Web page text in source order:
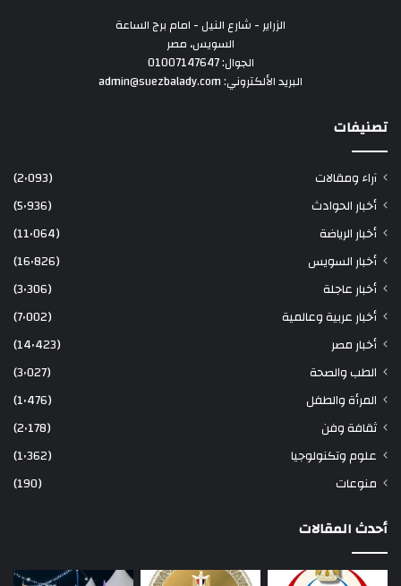
الزراير - شارع النيل - امام برج الساعة
السويس، مصر
الجوال: 01007147647
البريد الألكتروني: admin@suezbalady.com
تصنيفات
آراء ومقالات
(2٬093)
أخبار الحوادث
(5٬936)
أخبار الرياضة
(11٬064)
أخبار السويس
(16٬826)
أخبار عاجلة
(3٬306)
أخبار عربية وعالمية
(7٬002)
أخبار مصر
(14٬423)
الطب والصحة
(3٬027)
المرأة والطفل
(1٬476)
ثقافة وفن
(2٬178)
علوم وتكنولوجيا
(1٬362)
منوعات
(190)
أحدث المقالات